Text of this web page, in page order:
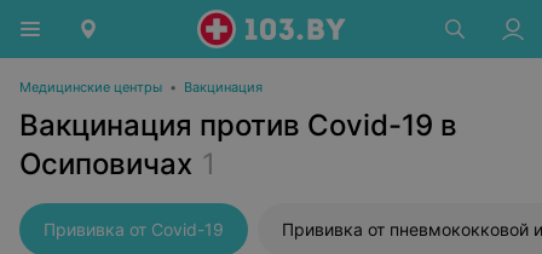
Медицинские центры • Вакцинация
Вакцинация против Covid-19 в
Осиповичах 1
Прививка от Covid-19